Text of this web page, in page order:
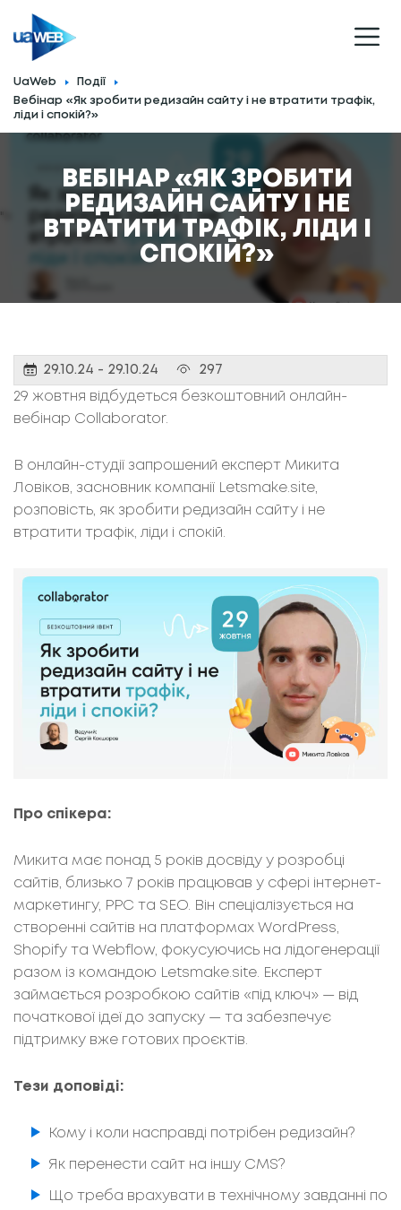
UaWeb
Події
Вебінар «Як зробити редизайн сайту і не втратити трафік,
ліди і спокій?»
">
ВЕБІНАР «ЯК ЗРОБИТИ
РЕДИЗАЙН САЙТУ І НЕ
ВТРАТИТИ ТРАФІК, ЛІДИ І
СПОКІЙ?»
29.10.24 - 29.10.24
297
29 жовтня відбудеться безкоштовний онлайн-
вебінар Collaborator.
В онлайн-студії запрошений експерт Микита
Ловіков, засновник компанії Letsmake.site,
розповість, як зробити редизайн сайту і не
втратити трафік, ліди і спокій.
Про спікера:
Микита має понад 5 років досвіду у розробці
сайтів, близько 7 років працював у сфері інтернет-
маркетингу, PPC та SEO. Він спеціалізується на
створенні сайтів на платформах WordPress,
Shopify та Webflow, фокусуючись на лідогенерації
разом із командою Letsmake.site. Експерт
займається розробкою сайтів «під ключ» — від
початкової ідеї до запуску — та забезпечує
підтримку вже готових проєктів.
Тези доповіді:
Кому і коли насправді потрібен редизайн?
Як перенести сайт на іншу CMS?
Що треба врахувати в технічному завданні по